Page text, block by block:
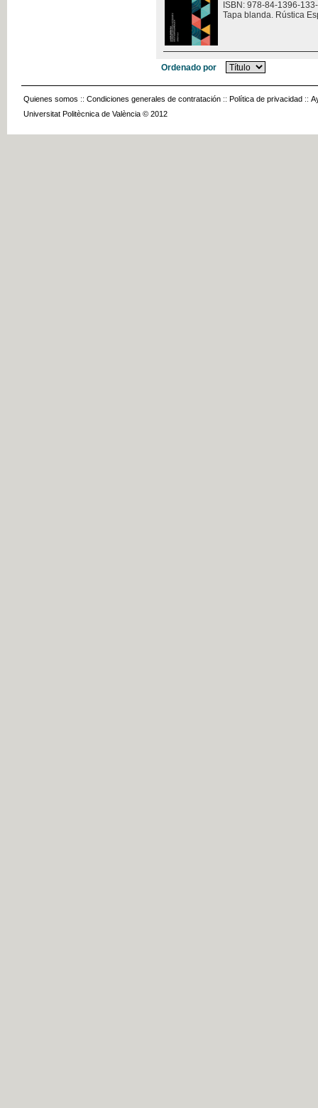
ISBN: 978-84-1396-
Tapa blanda. Rústica
Ordenado por
Quienes somos :: Condiciones generales de contratación :: Política de privacidad ::
Universitat Politècnica de València © 2012